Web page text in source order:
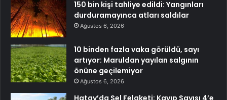
150 bin kişi tahliye edildi: Yangınları
durduramayınca atları saldılar
Ağustos 6, 2026
10 binden fazla vaka görüldü, sayı
artıyor: Maruldan yayılan salgının
önüne geçilemiyor
Ağustos 6, 2026